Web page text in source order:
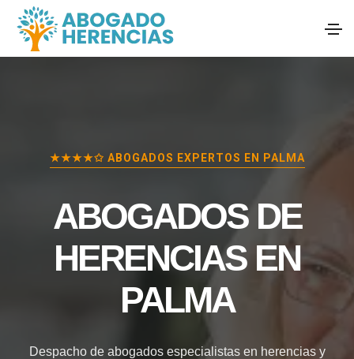
★★★★✩ ABOGADOS EXPERTOS EN PALMA
ABOGADOS DE
HERENCIAS EN
PALMA
Despacho de abogados especialistas en herencias y